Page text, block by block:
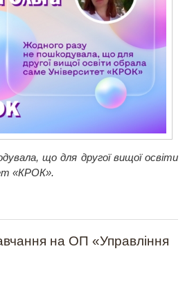
що для другої вищої освіти
«КРОК».
на ОП «Управління